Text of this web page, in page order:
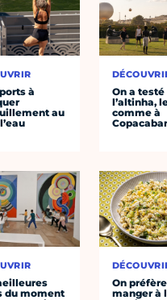
à
au
du moment
On a testé
l’altinha,
comme à
On préfère
manger à